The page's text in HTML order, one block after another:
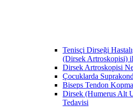
Tenisçi Dirseği
(Dirsek Artroskopisi)
Dirsek Artroskopisi
Çocuklarda
Biseps Tendon
Dirsek (Humerus Alt
Tedavisi